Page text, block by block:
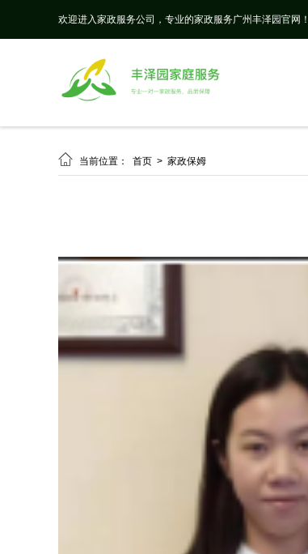
欢迎进入家政服务公司，专业的家政服务广州丰泽园官网！
 当前位置： 首页 > 家政保姆